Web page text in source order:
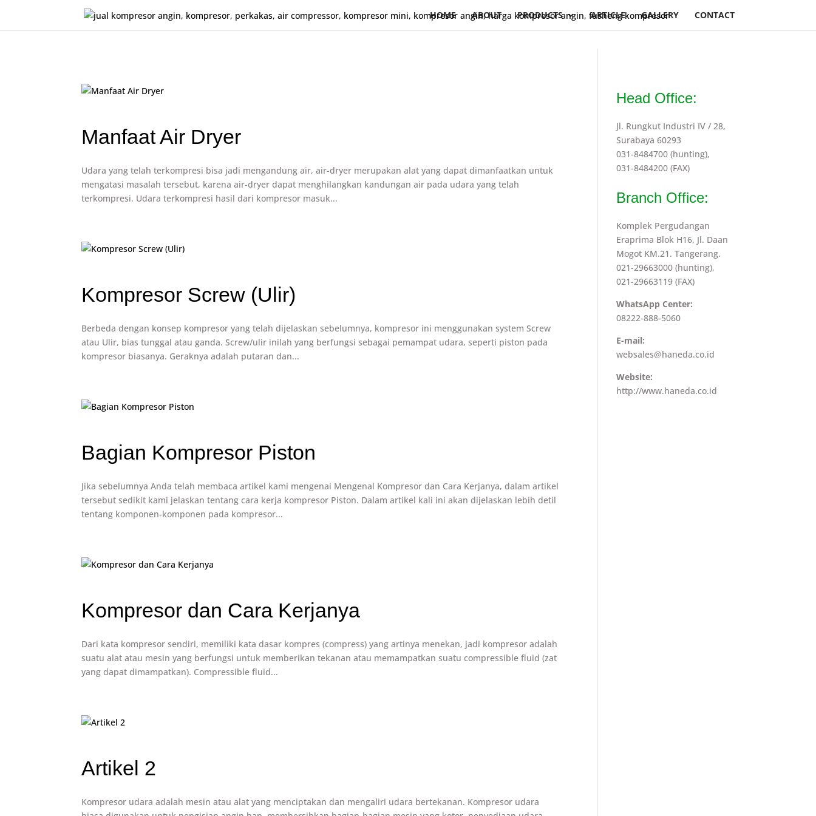
HOME ABOUT PRODUCTS ARTICLE GALLERY CONTACT
Manfaat Air Dryer
Udara yang telah terkompresi bisa jadi mengandung air, air-dryer merupakan alat yang dapat dimanfaatkan untuk
mengatasi masalah tersebut, karena air-dryer dapat menghilangkan kandungan air pada udara yang telah
terkompresi. Udara terkompresi hasil dari kompresor masuk...
Kompresor Screw (Ulir)
Berbeda dengan konsep kompresor yang telah dijelaskan sebelumnya, kompresor ini menggunakan system Screw
atau Ulir, bias tunggal atau ganda. Screw/ulir inilah yang berfungsi sebagai pemampat udara, seperti piston pada
kompresor biasanya. Geraknya adalah putaran dan...
Bagian Kompresor Piston
Jika sebelumnya Anda telah membaca artikel kami mengenai Mengenal Kompresor dan Cara Kerjanya, dalam artikel
tersebut sedikit kami jelaskan tentang cara kerja kompresor Piston. Dalam artikel kali ini akan dijelaskan lebih detil
tentang komponen-komponen pada kompresor...
Kompresor dan Cara Kerjanya
Dari kata kompresor sendiri, memiliki kata dasar kompres (compress) yang artinya menekan, jadi kompresor adalah
suatu alat atau mesin yang berfungsi untuk memberikan tekanan atau memampatkan suatu compressible fluid (zat
yang dapat dimampatkan). Compressible fluid...
Artikel 2
Kompresor udara adalah mesin atau alat yang menciptakan dan mengaliri udara bertekanan. Kompresor udara
Head Office:
Jl. Rungkut Industri IV / 28,
Surabaya 60293
031-8484700 (hunting),
031-8484200 (FAX)
Branch Office:
Komplek Pergudangan
Eraprima Blok H16, Jl. Daan
Mogot KM.21. Tangerang.
021-29663000 (hunting),
021-29663119 (FAX)
WhatsApp Center:
08222-888-5060
E-mail:
websales@haneda.co.id
Website:
http://www.haneda.co.id